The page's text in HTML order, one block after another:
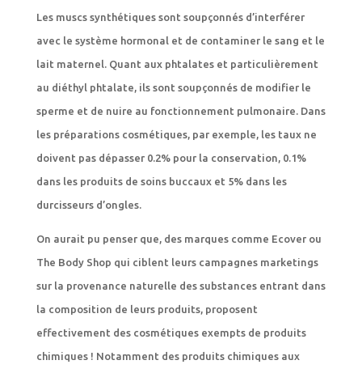
Les muscs synthétiques sont soupçonnés d’interférer
avec le système hormonal et de contaminer le sang et le
lait maternel. Quant aux phtalates et particulièrement
au diéthyl phtalate, ils sont soupçonnés de modifier le
sperme et de nuire au fonctionnement pulmonaire. Dans
les préparations cosmétiques, par exemple, les taux ne
doivent pas dépasser 0.2% pour la conservation, 0.1%
dans les produits de soins buccaux et 5% dans les
durcisseurs d’ongles.
On aurait pu penser que, des marques comme Ecover ou
The Body Shop qui ciblent leurs campagnes marketings
sur la provenance naturelle des substances entrant dans
la composition de leurs produits, proposent
effectivement des cosmétiques exempts de produits
chimiques ! Notamment des produits chimiques aux